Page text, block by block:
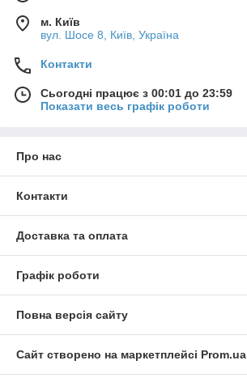
м. Київ
вул. Шосе 8, Київ, Україна
Контакти
Сьогодні працює з 00:01 до 23:59
Показати весь графік роботи
Про нас
Контакти
Доставка та оплата
Графік роботи
Повна версія сайту
Сайт створено на маркетплейсі Prom.ua